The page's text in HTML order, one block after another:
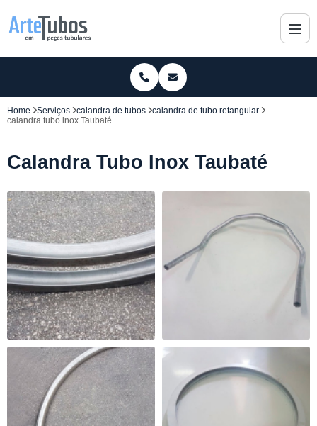
Home Serviços calandra de tubos
calandra de tubo retangular
calandra tubo inox Taubaté
Calandra Tubo Inox Taubaté